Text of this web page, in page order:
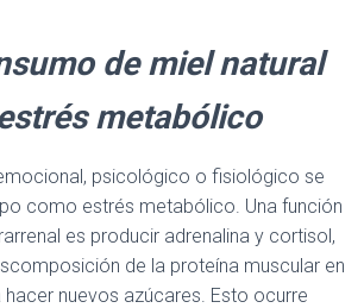
de miel natural
metabólico
psicológico o fisiológico se
como estrés metabólico. Una función
es producir adrenalina y cortisol,
de la proteína muscular en
nuevos azúcares. Esto ocurre